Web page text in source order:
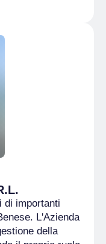
di importanti
L'Azienda
della